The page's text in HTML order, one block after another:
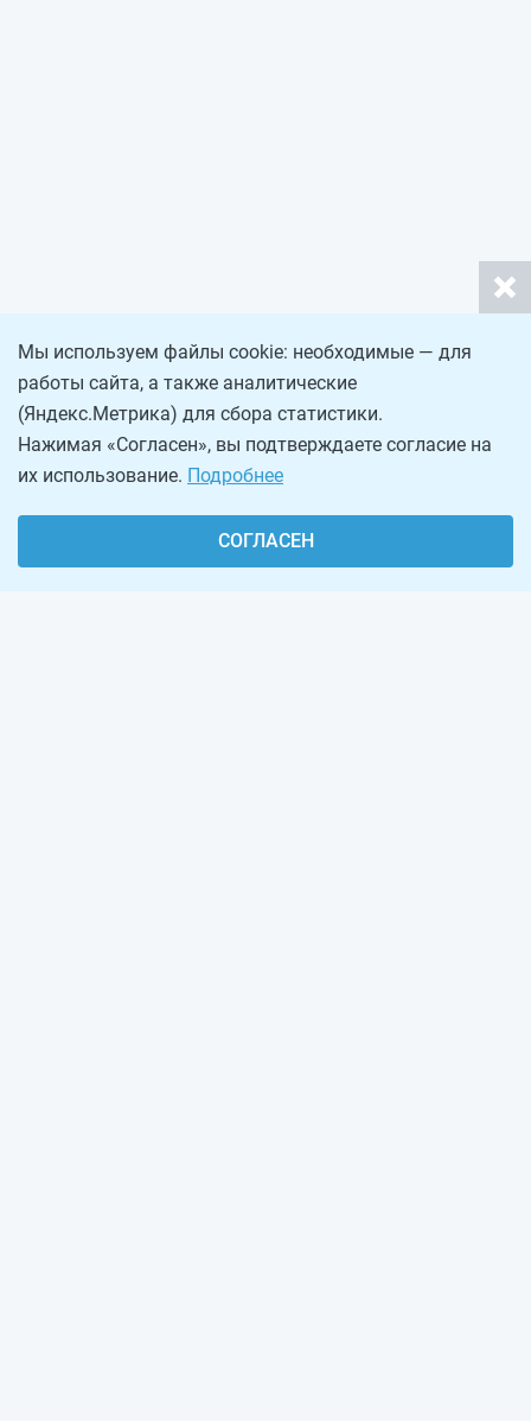
Мы используем файлы cookie: необходимые — для
работы сайта, а также аналитические
(Яндекс.Метрика) для сбора статистики.
Нажимая «Согласен», вы подтверждаете согласие на
их использование. Подробнее
СОГЛАСЕН